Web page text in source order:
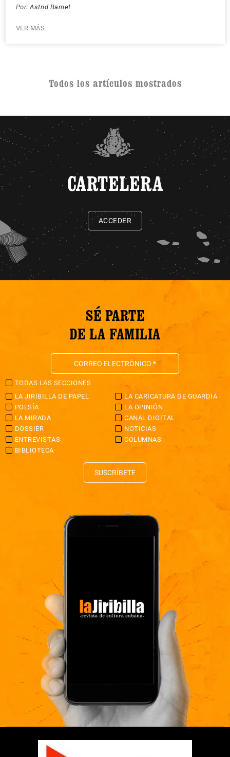
Por: Astrid Barnet
VER MÁS
Todos los artículos mostrados
CARTELERA
ACCEDER
SÉ PARTE
DE LA FAMILIA
TODAS LAS SECCIONES
LA JIRIBILLA DE PAPEL
LA CARICATURA DE GUARDIA
POESÍA
LA OPINIÓN
LA MIRADA
CANAL DIGITAL
DOSSIER
NOTICIAS
ENTREVISTAS
COLUMNAS
BIBLIOTECA
SUSCRÍBETE